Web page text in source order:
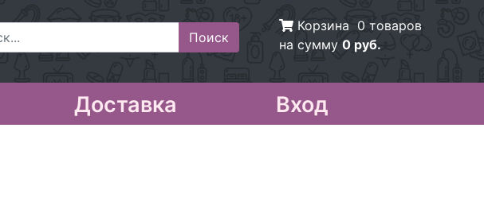
Корзина 0 товаров
на сумму 0 руб.
Доставка Вход